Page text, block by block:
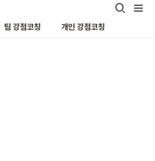
팀 강점코칭 개인 강점코칭